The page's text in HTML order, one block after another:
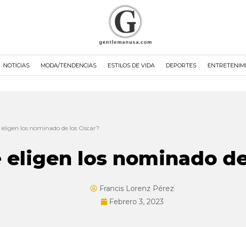
NOTICIAS MODA/TENDENCIAS ESTILOS DE VIDA DEPORTES
eligen los nominado de los Oscar?
eligen los nominado
Francis Lorenz Pérez
Febrero 3, 2023